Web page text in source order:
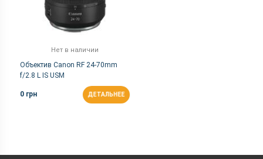
Нет в наличии
Объектив Canon RF 24-70mm
f/2.8 L IS USM
0 грн ДЕТАЛЬНЕЕ